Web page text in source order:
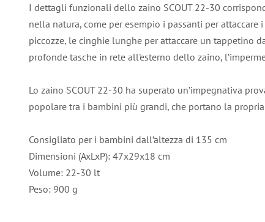
I dettagli funzionali dello zaino SCOUT 22-30
nella natura, come per esempio i passanti per
piccozze, le cinghie lunghe per attaccare un tappetino
profonde tasche in rete all'esterno dello zaino,
Lo zaino SCOUT 22-30 ha superato un’impegnativa
popolare tra i bambini più grandi, che portano la
Consigliato per i bambini dall’altezza di 135 cm
Dimensioni (AxLxP): 47x29x18 cm
Volume: 22-30 lt
Peso: 900 g